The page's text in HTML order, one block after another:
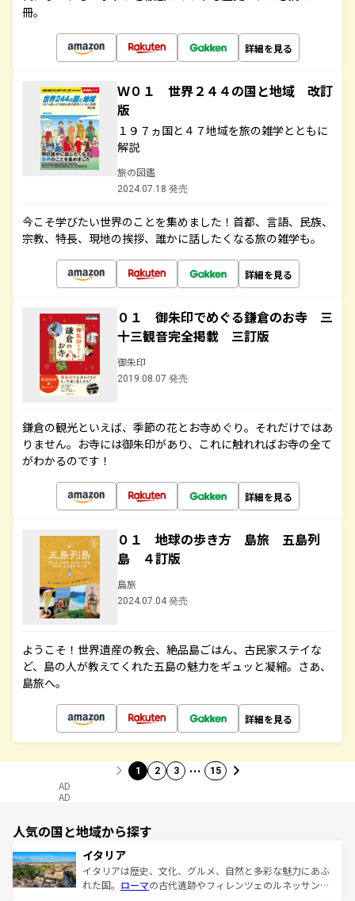
冊。
詳細を見る
Ｗ０１ 世界２４４の国と地域 改訂
版
１９７ヵ国と４７地域を旅の雑学とともに
解説
旅の図鑑
2024.07.18 発売
今こそ学びたい世界のことを集めました！首都、言語、民族、
宗教、特長、現地の挨拶、誰かに話したくなる旅の雑学も。
詳細を見る
０１ 御朱印でめぐる鎌倉のお寺 三
十三観音完全掲載 三訂版
御朱印
2019.08.07 発売
鎌倉の観光といえば、季節の花とお寺めぐり。それだけではあ
りません。お寺には御朱印があり、これに触れればお寺の全て
がわかるのです！
詳細を見る
０１ 地球の歩き方 島旅 五島列
島 ４訂版
島旅
2024.07.04 発売
ようこそ！世界遺産の教会、絶品島ごはん、古民家ステイな
ど、島の人が教えてくれた五島の魅力をギュッと凝縮。さあ、
島旅へ。
詳細を見る
1 2 3 … 15
AD
AD
人気の国と地域から探す
イタリア
イタリアは歴史、文化、グルメ、自然と多彩な魅力にあふ
れた国。 ローマの古代遺跡やフィレンツェのルネッサンス